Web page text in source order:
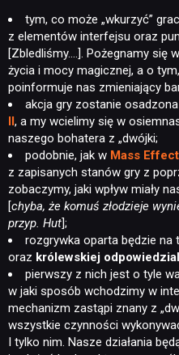
tym, co może „wkurzyć”
z elementów interfejsu oraz
[Zbledliśmy….]. Pożegnamy się
życia i mocy magicznej, a o
poinformuje nas zmieniający
akcja gry zostanie
II, a my wcielimy się w
naszego bohatera z „dwójki;
podobnie, jak w Mass
z zapisanych stanów gry z
zobaczymy, jaki wpływ miały
[chyba, że komuś złodzieje
przyp. Hut];
rozgrywka oparta będzie na
oraz królewskiej
pierwszy z nich jest o tyle
w jaki sposób wchodzimy w
mechanizm zastąpi znany z
wszystkie czynności
I tylko nim. Nasze działania